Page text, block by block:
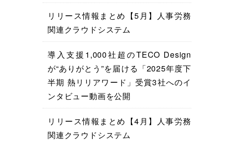
リリース情報まとめ【5月】人事労務
関連クラウドシステム
導入支援1,000社超のTECO Design
が“ありがとう”を届ける「2025年度下
半期 熱リリアワード」受賞3社へのイ
ンタビュー動画を公開
リリース情報まとめ【4月】人事労務
関連クラウドシステム